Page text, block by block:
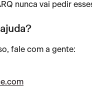
nunca vai pedir
fale com a gente: